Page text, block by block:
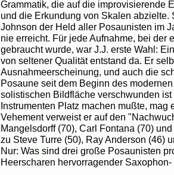
Grammatik, die auf die improvisierende
und die Erkundung von Skalen abzielte.
Johnson der Held aller Posaunisten im
nie erreicht. Für jede Aufnahme, bei der
gebraucht wurde, war J.J. erste Wahl:
von seltener Qualität entstand da. Er
Ausnahmeerscheinung, und auch die
Posaune seit dem Beginn des
solistischen Bildfläche verschwunden
Instrumenten Platz machen mußte, mag
Vehement verweist er auf den
Mangelsdorff (70), Carl Fontana (70)
zu Steve Turre (50), Ray Anderson (46)
Nur: Was sind drei große Posaunisten
Heerscharen hervorragender